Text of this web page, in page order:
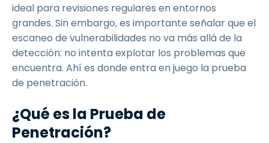
ideal para revisiones regulares en entornos
grandes. Sin embargo, es importante señalar que el
escaneo de vulnerabilidades no va más allá de la
detección: no intenta explotar los problemas que
encuentra. Ahí es donde entra en juego la prueba
de penetración.
¿Qué es la Prueba de
Penetración?